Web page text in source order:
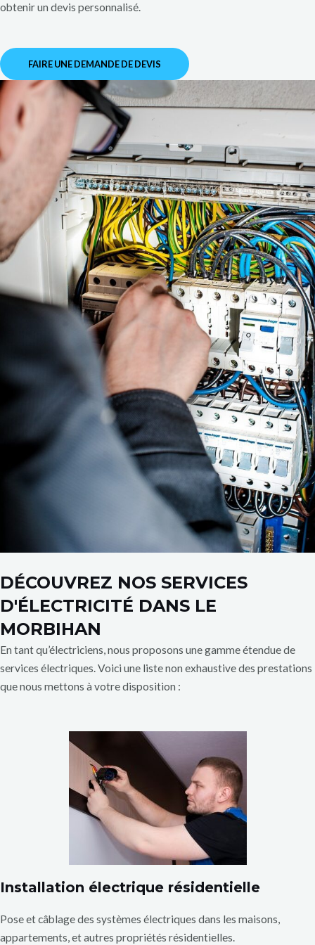
obtenir un devis personnalisé.
FAIRE UNE DEMANDE DE DEVIS
DÉCOUVREZ NOS SERVICES
D'ÉLECTRICITÉ DANS LE
MORBIHAN
En tant qu’électriciens, nous proposons une gamme étendue de
services électriques. Voici une liste non exhaustive des prestations
que nous mettons à votre disposition :
Installation électrique résidentielle
Pose et câblage des systèmes électriques dans les maisons,
appartements, et autres propriétés résidentielles.